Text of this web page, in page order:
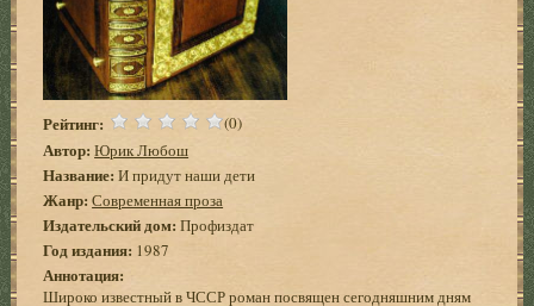
Рейтинг: (0)
Автор: Юрик Любош
Название: И придут наши дети
Жанр: Современная проза
Издательский дом: Профиздат
Год издания: 1987
Аннотация:
Широко известный в ЧССР роман посвящен сегодняшним дням